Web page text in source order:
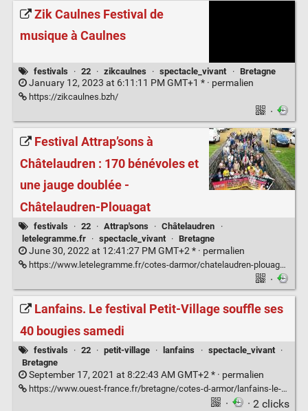
Zik Caulnes Festival de
musique à Caulnes
festivals · 22 · zikcaulnes · spectacle_vivant · Bretagne
January 12, 2023 at 6:11:11 PM GMT+1 * · permalien
https://zikcaulnes.bzh/
·
Festival Attrap’sons à
Châtelaudren : 170 bénévoles et
une jauge doublée -
Châtelaudren-Plouagat
festivals · 22 · Attrap'sons · Châtelaudren
·
letelegramme.fr
· spectacle_vivant · Bretagne
June 30, 2022 at 12:41:27 PM GMT+2 * · permalien
https://www.letelegramme.fr/cotes-darmor/chatelaudren-plouagat/festival-attrap-sons-a-chatelaudren-170-benevoles-et-une-jauge-doublee-30-06-2022-13091307.php
·
Lanfains. Le festival Petit-Village souffle ses
40 bougies samedi
festivals · 22 · petit-village · lanfains · spectacle_vivant
·
Bretagne
September 17, 2021 at 8:22:43 AM GMT+2 * · permalien
https://www.ouest-france.fr/bretagne/cotes-d-armor/lanfains-le-festival-petit-village-souffle-ses-40-bougies-samedi-89e00d34-16eb-11ec-9d1c-90f97b8e3fa5
· · 2 clicks